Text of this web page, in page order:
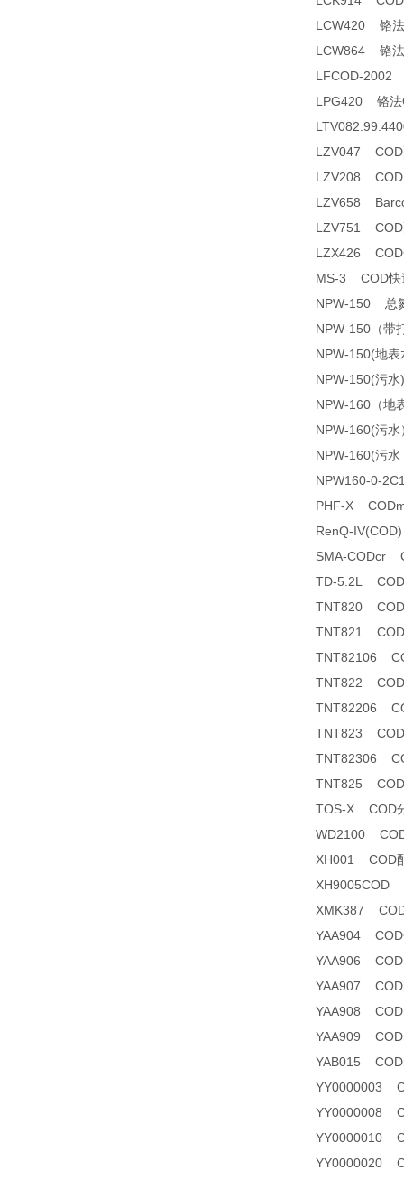
LCW420 铬法
LCW864 铬法
LFCOD-2002
LPG420 铬法
LZV047 COD
LZV208
LZV658
LZV751 COD
LZX426 COD
MS-3 COD快
NPW-150 总
NPW-150（带
NPW-150(地
NPW-150(污
NPW-160（地
NPW-160(污
NPW-160(污
NPW160-0-
PHF-X
RenQ-
SMA-CODcr
TD-5.2L COD
TNT820
TNT821
TNT82106
TNT822
TNT82206
TNT823
TNT82306
TNT825
TOS-X COD
WD2100
XH001 COD
XH9005COD
XMK387
YAA904 COD
YAA906
YAA907
YAA908
YAA909
YAB015
YY0000003
YY0000008
YY0000010
YY0000020